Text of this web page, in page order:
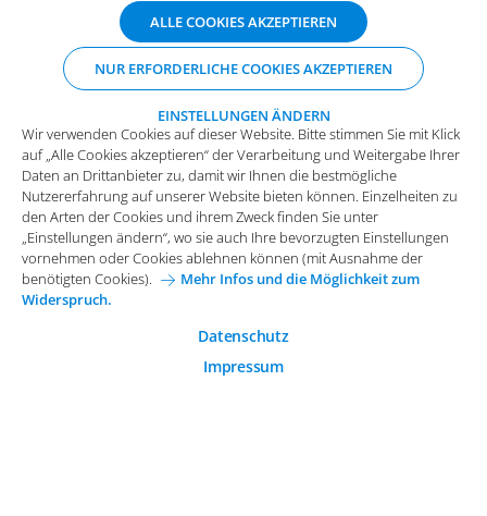
Impressum Datenschutz
Allgemeine Einkaufsbedingungen
Karriere bei Arvato Systems Kontakt
Wir verwenden Cookies auf dieser Website. Bitte stimmen Sie mit Klick
auf „Alle Cookies akzeptieren“ der Verarbeitung und Weitergabe Ihrer
Daten an Drittanbieter zu, damit wir Ihnen die bestmögliche
Nutzererfahrung auf unserer Website bieten können. Einzelheiten zu
den Arten der Cookies und ihrem Zweck finden Sie unter
„Einstellungen ändern“, wo sie auch Ihre bevorzugten Einstellungen
vornehmen oder Cookies ablehnen können (mit Ausnahme der
benötigten Cookies).
Mehr Infos und die Möglichkeit zum
Widerspruch.
Datenschutz
Impressum
ALLE COOKIES AKZEPTIEREN
NUR ERFORDERLICHE COOKIES AKZEPTIEREN
EINSTELLUNGEN ÄNDERN
Wir verwenden Cookies auf dieser Website. Bitte stimmen Sie mit Klick
auf „Alle Cookies akzeptieren“ der Verarbeitung und Weitergabe Ihrer
Daten an Drittanbieter zu, damit wir Ihnen die bestmögliche
Nutzererfahrung auf unserer Website bieten können. Einzelheiten zu
den Arten der Cookies und ihrem Zweck finden Sie unter
„Einstellungen ändern“, wo sie auch Ihre bevorzugten Einstellungen
vornehmen oder Cookies ablehnen können (mit Ausnahme der
benötigten Cookies).
Mehr Infos und die Möglichkeit zum
Widerspruch.
Funktionale Cookies
Diese Cookies sind essenziell wichtig für die einwandfreie
Funktion der Website.
Analytische Cookies
Analytische Cookies werden verwendet, um das